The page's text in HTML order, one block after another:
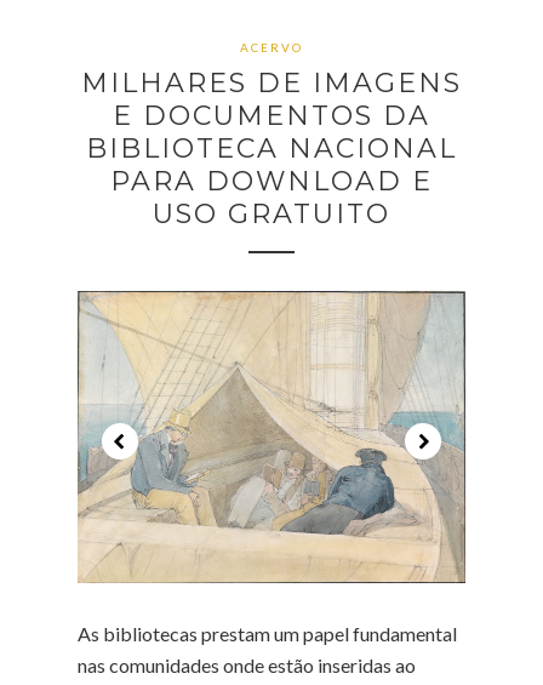
ACERVO
MILHARES DE IMAGENS
E DOCUMENTOS DA
BIBLIOTECA NACIONAL
PARA DOWNLOAD E
USO GRATUITO
As bibliotecas prestam um papel fundamental
nas comunidades onde estão inseridas ao